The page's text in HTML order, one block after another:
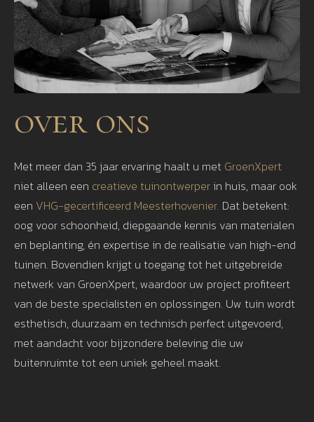
over ons
Met meer dan 35 jaar ervaring haalt u met GroenXpert
niet alleen een creatieve tuinontwerper in huis, maar ook
een VHG-gecertificeerd Meesterhovenier. Dat betekent:
oog voor schoonheid, diepgaande kennis van materialen
en beplanting, én expertise in de realisatie van high-end
tuinen. Bovendien krijgt u toegang tot het uitgebreide
netwerk van GroenXpert, waardoor uw project profiteert
van de beste specialisten en oplossingen. Uw tuin wordt
esthetisch, duurzaam en technisch perfect uitgevoerd,
met aandacht voor bijzondere beleving die uw
buitenruimte tot een uniek geheel maakt.